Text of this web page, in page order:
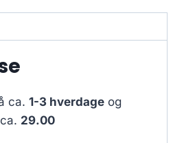
ca. 1-3 hverdage og
29.00